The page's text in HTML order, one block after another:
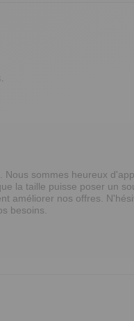
sommes heureux
la taille puisse poser un
améliorer nos offres.
besoins.